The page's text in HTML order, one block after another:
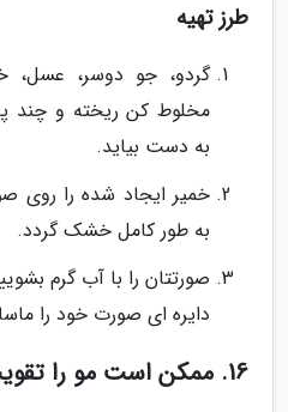
طرز تهیه
گردو، جو دوسر، عسل،
مخلوط کن ریخته و چند
به دست بیاید.
خمیر ایجاد شده را روی
به طور کامل خشک گردد.
صورتتان را با آب گرم
دایره ای صورت خود را
16. ممکن است مو را تقویت کند